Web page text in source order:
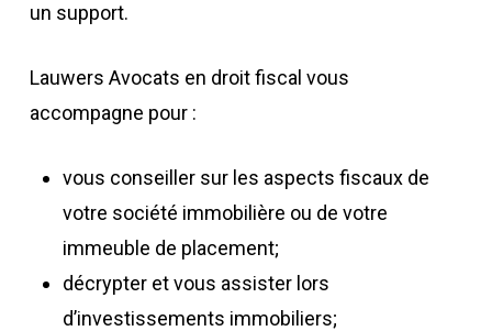
un support.
Lauwers Avocats en droit fiscal vous
accompagne pour :
vous conseiller sur les aspects fiscaux de
votre société immobilière ou de votre
immeuble de placement;
décrypter et vous assister lors
d’investissements immobiliers;